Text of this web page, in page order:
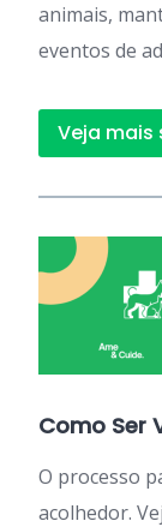
animais,
eventos de
Veja mais
Como Ser
O processo
acolhedor.